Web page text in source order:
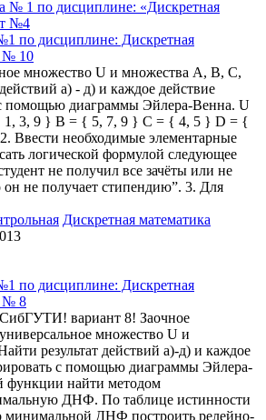
по дисциплине: Дискретная
№ 10
множество U и множества A, B, C,
a) - д) и каждое действие
помощью диаграммы Эйлера-Венна. U
1, 3, 9 } B = { 5, 7, 9 } C = { 4, 5 } D = {
Ввести необходимые элементарные
логической формулой следующее
не получил все зачёты или не
он не получает стипендию”. 3. Для
Дискретная математика
по дисциплине: Дискретная
№ 8
вариант 8! Заочное
множество U и
результат действий а)-д) и каждое
с помощью диаграммы Эйлера-
функции найти методом
ДНФ. По таблице истинности
ДНФ построить релейно-